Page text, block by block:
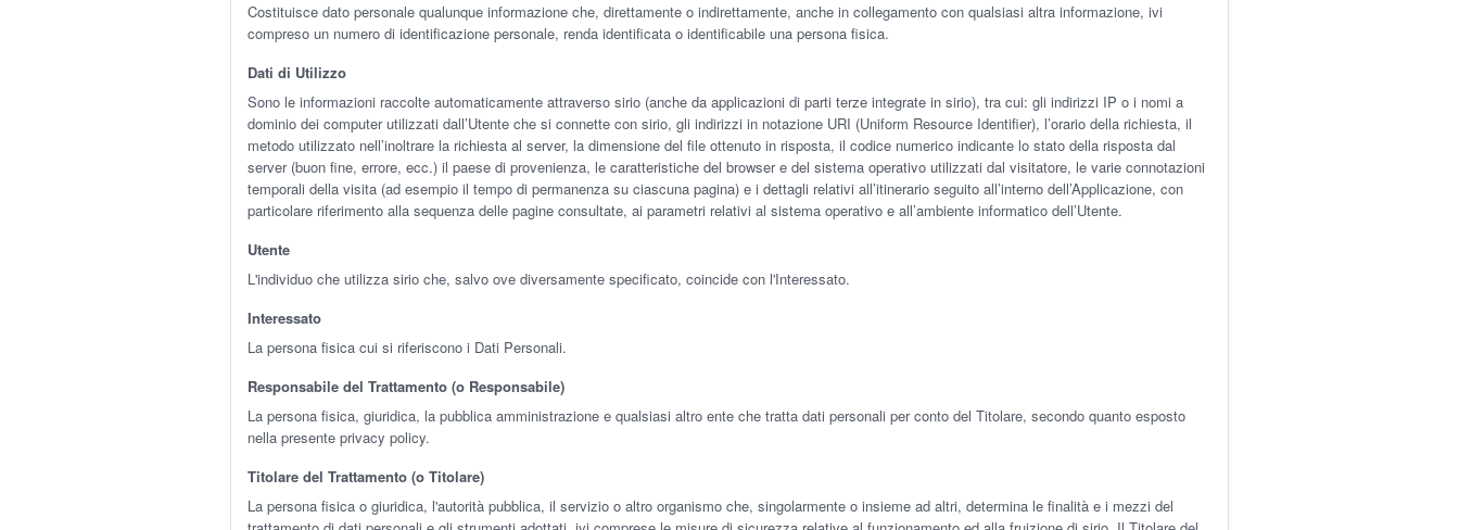
Costituisce dato personale qualunque informazione che, direttamente o indirettamente, anche in collegamento con qualsiasi altra informazione, ivi
compreso un numero di identificazione personale, renda identificata o identificabile una persona fisica.
Dati di Utilizzo
Sono le informazioni raccolte automaticamente attraverso sirio (anche da applicazioni di parti terze integrate in sirio), tra cui: gli indirizzi IP o i nomi a
dominio dei computer utilizzati dall’Utente che si connette con sirio, gli indirizzi in notazione URI (Uniform Resource Identifier), l’orario della richiesta, il
metodo utilizzato nell’inoltrare la richiesta al server, la dimensione del file ottenuto in risposta, il codice numerico indicante lo stato della risposta dal
server (buon fine, errore, ecc.) il paese di provenienza, le caratteristiche del browser e del sistema operativo utilizzati dal visitatore, le varie connotazioni
temporali della visita (ad esempio il tempo di permanenza su ciascuna pagina) e i dettagli relativi all’itinerario seguito all’interno dell’Applicazione, con
particolare riferimento alla sequenza delle pagine consultate, ai parametri relativi al sistema operativo e all’ambiente informatico dell’Utente.
Utente
L'individuo che utilizza sirio che, salvo ove diversamente specificato, coincide con l'Interessato.
Interessato
La persona fisica cui si riferiscono i Dati Personali.
Responsabile del Trattamento (o Responsabile)
La persona fisica, giuridica, la pubblica amministrazione e qualsiasi altro ente che tratta dati personali per conto del Titolare, secondo quanto esposto
nella presente privacy policy.
Titolare del Trattamento (o Titolare)
La persona fisica o giuridica, l'autorità pubblica, il servizio o altro organismo che, singolarmente o insieme ad altri, determina le finalità e i mezzi del